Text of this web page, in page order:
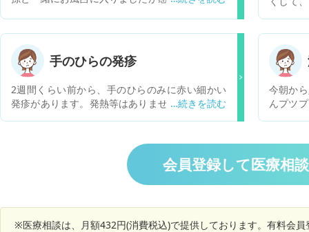
いあり
少し土
言いま
今日は
科を受
でも小
同じで
手のひらの発疹
2週間くらい前から、手のひらのみに赤い細かい
発疹があります。発熱等はありませんし、それ以
膨らみの部分や指のはらなどです。 生後5ヶ月の
時にサイトメガロウイルス性肝炎にかかり、以
後、肝機能数値が高めで続いています。最後の血
液検査は2年程前です。 単なる皮膚の疾患か、内
今朝か
んプツ
した！
ずに心
ありま
でしょ
会員登録して医療相
※医療相談は、月額432円(消費税込)で提供しております。有料会